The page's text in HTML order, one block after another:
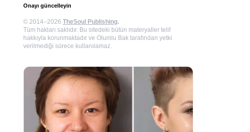
Onayı güncelleyin
© 2014–2026 TheSoul Publishing.
Tüm hakları saklıdır. Bu sitedeki bütün materyaller telif
hakkıyla korunmaktadır ve Olumlu Bak tarafından yetki
verilmediği sürece kullanılamaz.